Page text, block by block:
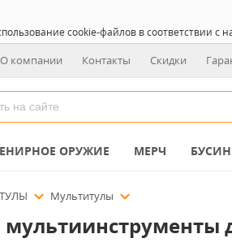
cookie-файлов в соответствии с
О компании Контакты Скидки
ОРУЖИЕ МЕРЧ
Мультитулы